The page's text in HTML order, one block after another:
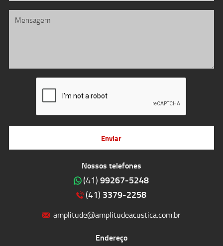
Nossos telefones
(41) 99267-5248
(41) 3379-2258
amplitude@amplitudeacustica.com.br
Endereço
Enviar